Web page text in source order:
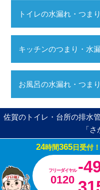
トイレの水漏れ・つま
キッチンのつまり・水
お風呂の水漏れ・つま
佐賀のトイレ・台所の排水
「
24時間365日受付！
フリーダイヤル
0120
-